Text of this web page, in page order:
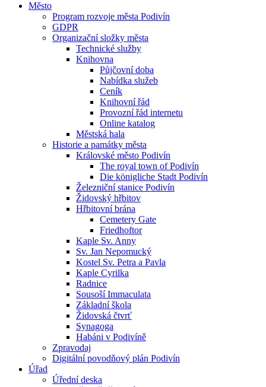
Město
Program rozvoje města Podivín
GDPR
Organizační složky města
Technické služby
Knihovna
Půjčovní doba
Nabídka služeb
Ceník
Knihovní řád
Provozní řád internetu
Online katalog
Městská hala
Historie a památky města
Královské město Podivín
The royal town of Podivín
Die königliche Stadt Podivín
Železniční stanice Podivín
Židovský hřbitov
Hřbitovní brána
Cemetery Gate
Friedhoftor
Kaple Sv. Anny
Sv. Jan Nepomucký
Kostel Sv. Petra a Pavla
Kaple Cyrilka
Radnice
Sousoší Immaculata
Základní škola
Židovská čtvrť
Synagoga
Habáni v Podivíně
Zpravodaj
Digitální povodňový plán Podivín
Úřad
Úřední deska